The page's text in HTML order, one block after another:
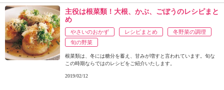
主役は根菜類！大根、かぶ、ごぼうのレシピまと
め
やさいのおかず レシピまとめ
冬野菜の調理
旬の野菜
根菜類は、冬には糖分を蓄え、甘みが増すと言われています。旬な
この時期ならではのレシピをご紹介いたします。
2019/02/12